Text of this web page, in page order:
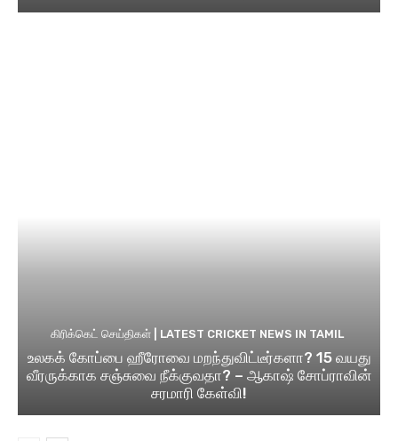
கிரிக்கெட் செய்திகள் | LATEST CRICKET NEWS IN TAMIL
உலகக் கோப்பை ஹீரோவை மறந்துவிட்டீர்களா? 15 வயது
வீரருக்காக சஞ்சுவை நீக்குவதா? – ஆகாஷ் சோப்ராவின்
சரமாரி கேள்வி!